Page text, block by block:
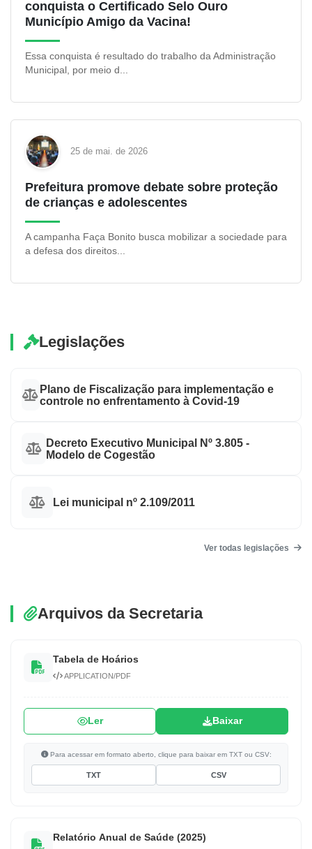
conquista o Certificado Selo Ouro
Município Amigo da Vacina!
Essa conquista é resultado do trabalho da Administração
Municipal, por meio d...
25 de mai. de 2026
Prefeitura promove debate sobre proteção
de crianças e adolescentes
A campanha Faça Bonito busca mobilizar a sociedade para
a defesa dos direitos...
Legislações
Plano de Fiscalização para implementação e
controle no enfrentamento à Covid-19
Decreto Executivo Municipal Nº 3.805 -
Modelo de Cogestão
Lei municipal nº 2.109/2011
Ver todas legislações
Arquivos da Secretaria
Tabela de Hoários
APPLICATION/PDF
Ler Baixar
Para acessar em formato aberto, clique para baixar em TXT ou CSV:
TXT CSV
Relatório Anual de Saúde (2025)